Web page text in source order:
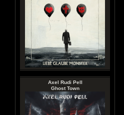
Axel Rudi Pell
Ghost Town